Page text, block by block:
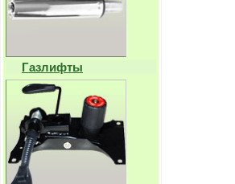
Газлифты